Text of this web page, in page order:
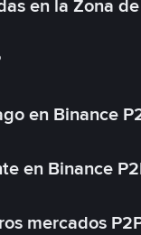
en la Zona
en Binance
en Binance
mercados